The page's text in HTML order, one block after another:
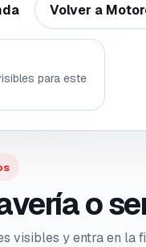
Volver a
para este
o
visibles y entra en la